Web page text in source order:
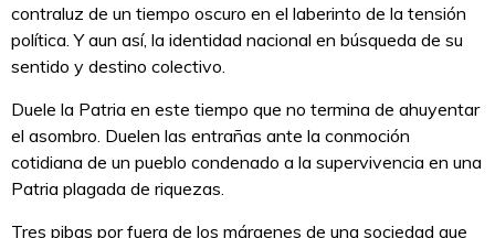
contraluz de un tiempo oscuro en el laberinto de la tensión
política. Y aun así, la identidad nacional en búsqueda de su
sentido y destino colectivo.
Duele la Patria en este tiempo que no termina de ahuyentar
el asombro. Duelen las entrañas ante la conmoción
cotidiana de un pueblo condenado a la supervivencia en una
Patria plagada de riquezas.
Tres pibas por fuera de los márgenes de una sociedad que